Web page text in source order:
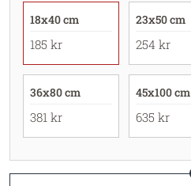
18x40 cm
185 kr
23x50 cm
254 kr
36x80 cm
381 kr
45x100 cm
635 kr